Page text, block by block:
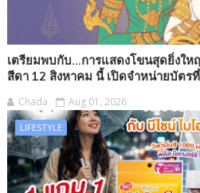
เตรียมพบกับ...การแสดงโขนสุดยิ่งให
สีดา 12 สิงหาคม นี้ เปิดจำหน่ายบัตร
Chada Aug 01, 2026
LIFESTYLE